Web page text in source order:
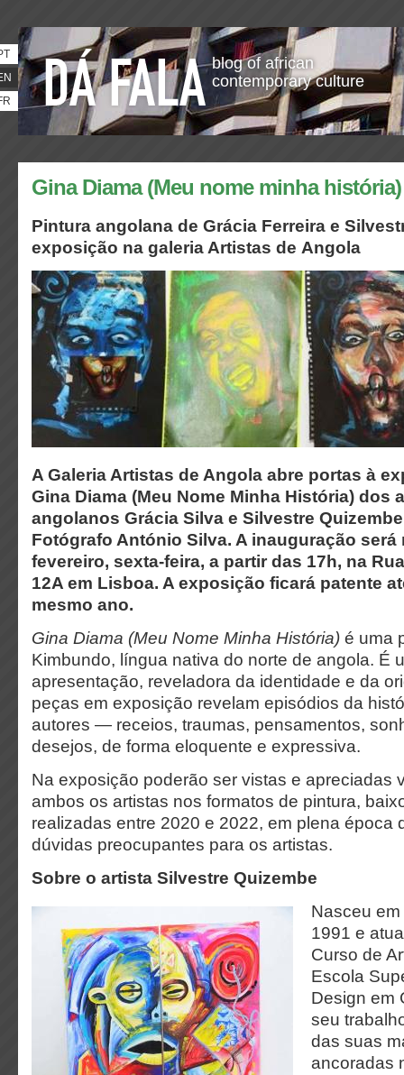
blog of african
contemporary culture
Gina Diama (Meu nome minha história)
Pintura angolana de Grácia Ferreira e
exposição na galeria Artistas de Angola
A Galeria Artistas de Angola abre portas à
Gina Diama (Meu Nome Minha História) dos
angolanos Grácia Silva e Silvestre
Fotógrafo António Silva. A inauguração será
fevereiro, sexta-feira, a partir das 17h, na
12A em Lisboa. A exposição ficará patente
mesmo ano.
Gina Diama (Meu Nome Minha História) é uma
Kimbundo, língua nativa do norte de angola. É
apresentação, reveladora da identidade e da
peças em exposição revelam episódios da
autores — receios, traumas, pensamentos,
desejos, de forma eloquente e expressiva.
Na exposição poderão ser vistas e apreciadas
ambos os artistas nos formatos de pintura,
realizadas entre 2020 e 2022, em plena época
dúvidas preocupantes para os artistas.
Sobre o artista Silvestre Quizembe
Nasceu
1991 e
Curso de
Escola
Design em
seu
das suas
ancoradas